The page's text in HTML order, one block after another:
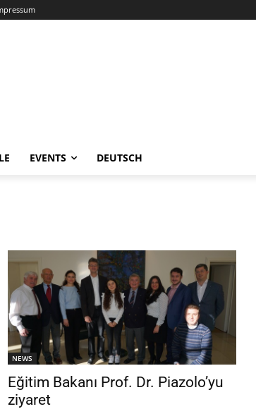
EVENTS DEUTSCH
NEWS
Eğitim Bakanı Prof. Dr. Piazolo’yu
ziyaret